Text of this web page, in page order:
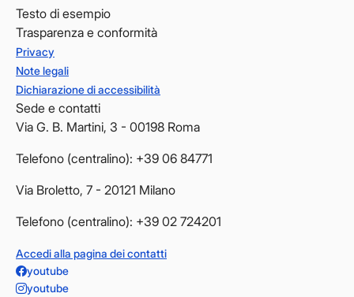
Testo di esempio
Trasparenza e conformità
Privacy
Note legali
Dichiarazione di accessibilità
Sede e contatti
Via G. B. Martini, 3 - 00198 Roma
Telefono (centralino): +39 06 84771
Via Broletto, 7 - 20121 Milano
Telefono (centralino): +39 02 724201
Accedi alla pagina dei contatti
youtube
youtube